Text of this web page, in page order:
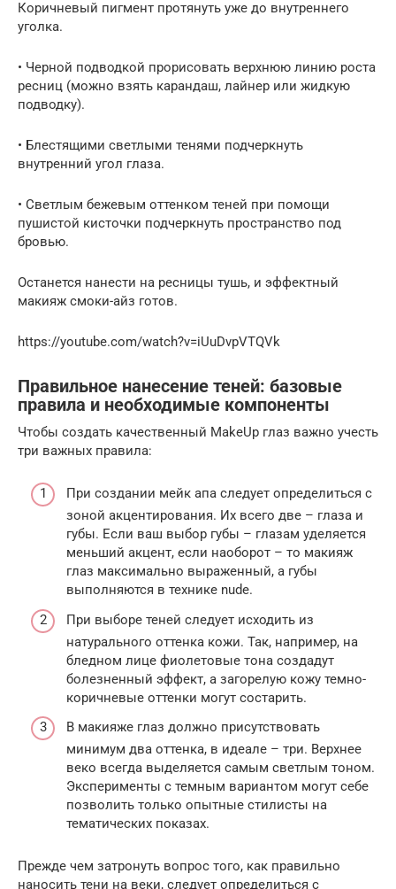
Коричневый пигмент протянуть уже до внутреннего
уголка.
• Черной подводкой прорисовать верхнюю линию роста
ресниц (можно взять карандаш, лайнер или жидкую
подводку).
• Блестящими светлыми тенями подчеркнуть
внутренний угол глаза.
• Светлым бежевым оттенком теней при помощи
пушистой кисточки подчеркнуть пространство под
бровью.
Останется нанести на ресницы тушь, и эффектный
макияж смоки-айз готов.
https://youtube.com/watch?v=iUuDvpVTQVk
Правильное нанесение теней: базовые
правила и необходимые компоненты
Чтобы создать качественный MakeUp глаз важно учесть
три важных правила:
При создании мейк апа следует определиться с
зоной акцентирования. Их всего две – глаза и
губы. Если ваш выбор губы – глазам уделяется
меньший акцент, если наоборот – то макияж
глаз максимально выраженный, а губы
выполняются в технике nude.
При выборе теней следует исходить из
натурального оттенка кожи. Так, например, на
бледном лице фиолетовые тона создадут
болезненный эффект, а загорелую кожу темно-
коричневые оттенки могут состарить.
В макияже глаз должно присутствовать
минимум два оттенка, в идеале – три. Верхнее
веко всегда выделяется самым светлым тоном.
Эксперименты с темным вариантом могут себе
позволить только опытные стилисты на
тематических показах.
Прежде чем затронуть вопрос того, как правильно
наносить тени на веки, следует определиться с